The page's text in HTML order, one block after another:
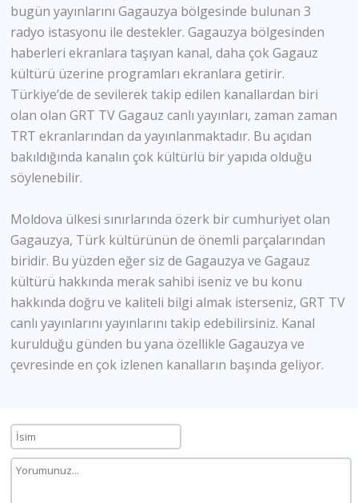
bugün yayınlarını Gagauzya bölgesinde bulunan 3
radyo istasyonu ile destekler. Gagauzya bölgesinden
haberleri ekranlara taşıyan kanal, daha çok Gagauz
kültürü üzerine programları ekranlara getirir.
Türkiye’de de sevilerek takip edilen kanallardan biri
olan olan GRT TV Gagauz canlı yayınları, zaman zaman
TRT ekranlarından da yayınlanmaktadır. Bu açıdan
bakıldığında kanalın çok kültürlü bir yapıda olduğu
söylenebilir.
Moldova ülkesi sınırlarında özerk bir cumhuriyet olan
Gagauzya, Türk kültürünün de önemli parçalarından
biridir. Bu yüzden eğer siz de Gagauzya ve Gagauz
kültürü hakkında merak sahibi iseniz ve bu konu
hakkında doğru ve kaliteli bilgi almak isterseniz, GRT TV
canlı yayınlarını yayınlarını takip edebilirsiniz. Kanal
kurulduğu günden bu yana özellikle Gagauzya ve
çevresinde en çok izlenen kanalların başında geliyor.